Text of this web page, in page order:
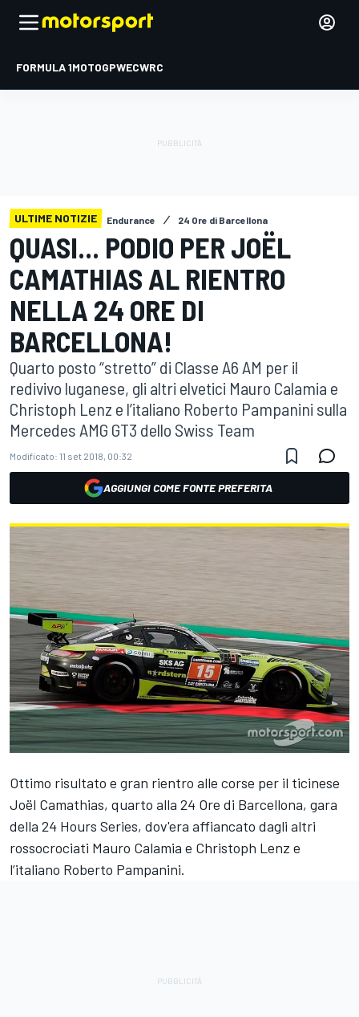
FORMULA 1MOTOGPWECWRC
ULTIME NOTIZIE Endurance 24 Ore di Barcellona
QUASI... PODIO PER JOËL
CAMATHIAS AL RIENTRO
NELLA 24 ORE DI
BARCELLONA!
Quarto posto “stretto” di Classe A6 AM per il
redivivo luganese, gli altri elvetici Mauro Calamia e
Christoph Lenz e l’italiano Roberto Pampanini sulla
Mercedes AMG GT3 dello Swiss Team
Modificato: 11 set 2018, 00:32
AGGIUNGI COME FONTE PREFERITA
Ottimo risultato e gran rientro alle corse per il ticinese
Joël Camathias, quarto alla 24 Ore di Barcellona, gara
della 24 Hours Series, dov'era affiancato dagli altri
rossocrociati Mauro Calamia e Christoph Lenz e
l’italiano Roberto Pampanini.